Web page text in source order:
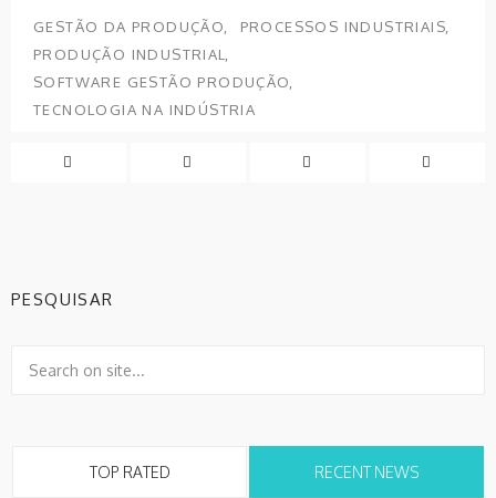
GESTÃO DA PRODUÇÃO
PROCESSOS INDUSTRIAIS
PRODUÇÃO INDUSTRIAL
SOFTWARE GESTÃO PRODUÇÃO
TECNOLOGIA NA INDÚSTRIA
PESQUISAR
TOP RATED RECENT NEWS